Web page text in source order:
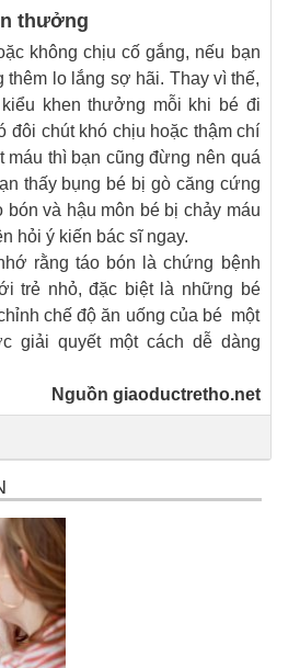
thưởng
không chịu cố gắng, nếu bạn
thêm lo lắng sợ hãi. Thay vì thế,
khen thưởng mỗi khi bé đi
đôi chút khó chịu hoặc thậm chí
máu thì bạn cũng đừng nên quá
thấy bụng bé bị gò căng cứng
bón và hậu môn bé bị chảy máu
hỏi ý kiến bác sĩ ngay.
rằng táo bón là chứng bệnh
trẻ nhỏ, đặc biệt là những bé
chế độ ăn uống của bé một
giải quyết một cách dễ dàng
Nguồn giaoductretho.net